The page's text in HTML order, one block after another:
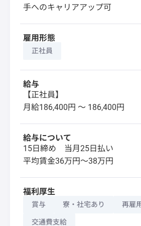
手へのキャリアアップ可
雇用形態
正社員
給与
【正社員】
月給186,400円 〜 186,400円
給与について
15日締め 当月25日払い
平均賃金36万円～38万円
福利厚生
賞与 寮・社宅あり 再雇
交通費支給